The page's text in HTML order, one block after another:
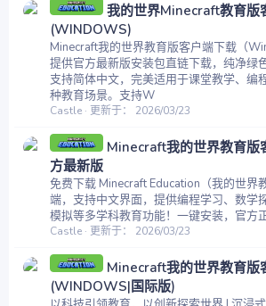
我的世界Minecraft教育版
(WINDOWS)
Minecraft我的世界教育版客户端下载（
提供官方最新版安装包直链下载，纯净绿
支持简体中文，完美适用于课堂教学、编
种教育场景。支持W
Castle 更新于： 2026/03/23
Minecraft我的世界教育版
方最新版
免费下载 Minecraft Education（我的世界
端，支持中文界面，提供编程学习、数学
模拟等多学科教育功能！一键安装，官方
Castle 更新于： 2026/03/23
Minecraft我的世界教育版
(WINDOWS|国际版)